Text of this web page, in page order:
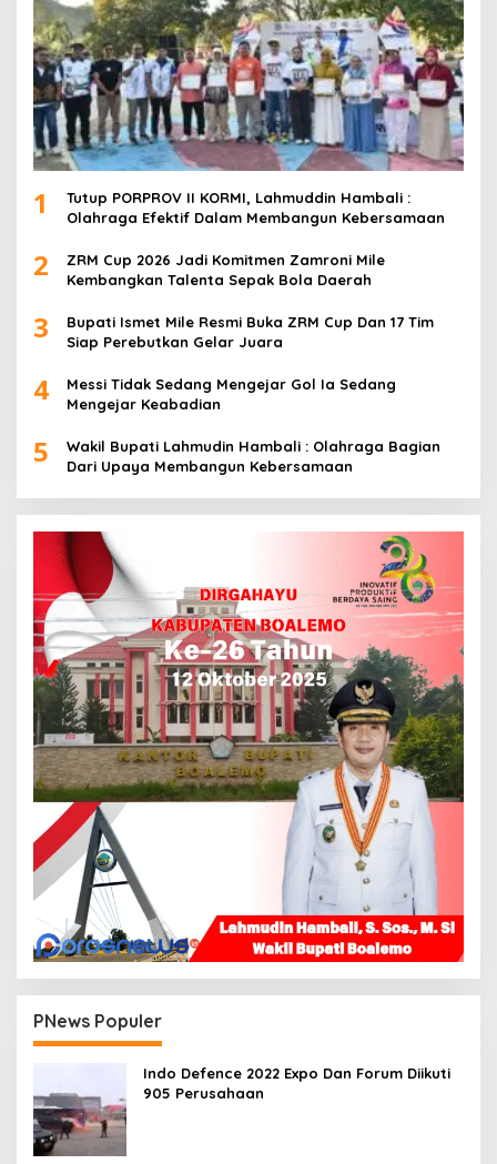
1
Tutup PORPROV II KORMI, Lahmuddin Hambali :
Olahraga Efektif Dalam Membangun Kebersamaan
2
ZRM Cup 2026 Jadi Komitmen Zamroni Mile
Kembangkan Talenta Sepak Bola Daerah
3
Bupati Ismet Mile Resmi Buka ZRM Cup Dan 17 Tim
Siap Perebutkan Gelar Juara
4
Messi Tidak Sedang Mengejar Gol Ia Sedang
Mengejar Keabadian
5
Wakil Bupati Lahmudin Hambali : Olahraga Bagian
Dari Upaya Membangun Kebersamaan
PNews Populer
Indo Defence 2022 Expo Dan Forum Diikuti
905 Perusahaan